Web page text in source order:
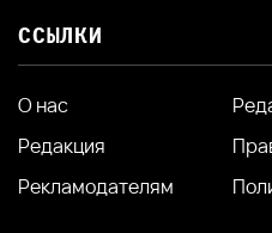
ССЫЛКИ
О нас
Редакция
Рекламодателям